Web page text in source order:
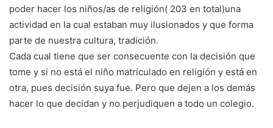
poder hacer los niños/as de religión( 203 en total)una
actividad en la cual estaban muy ilusionados y que forma
parte de nuestra cultura, tradición.
Cada cual tiene que ser consecuente con la decisión que
tome y si no está el niño matriculado en religión y está en
otra, pues decisión suya fue. Pero que dejen a los demás
hacer lo que decidan y no perjudiquen a todo un colegio.